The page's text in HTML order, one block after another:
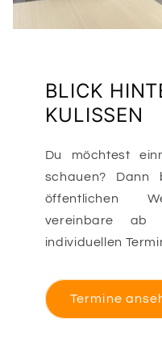
BLICK
KULISSEN
Du möchtest
schauen? Dann
öffentlichen
vereinbare ab
individuellen
Termine